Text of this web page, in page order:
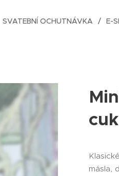
SVATEBNÍ OCHUTNÁVKA E-
másla,